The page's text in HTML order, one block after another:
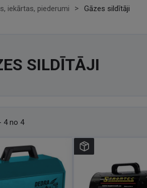
iekārtas, piederumi Gāzes sildītāji
SILDĪTĀJI
4 no 4